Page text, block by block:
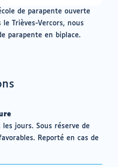
de parapente ouverte
Trièves-Vercors, nous
parapente en biplace.
les jours. Sous réserve de
Reporté en cas de